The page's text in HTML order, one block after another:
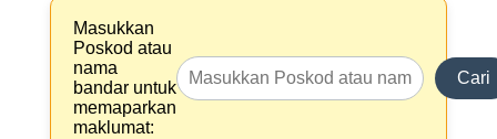
Masukkan
Poskod atau
nama
bandar untuk
memaparkan
maklumat:
Cari